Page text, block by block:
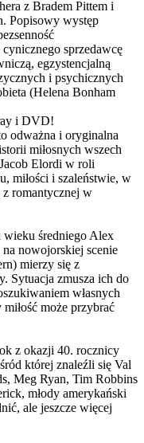
z Bradem Pittem i
Popisowy występ
sprzedawcę
egzystencjalną
i psychicznych
(Helena Bonham
i DVD!
odważna i oryginalna
miłosnych wszech
Elordi w roli
miłości i szaleństwie, w
z romantycznej w
wieku średniego Alex
nowojorskiej scenie
mierzy się z
Sytuacja zmusza ich do
własnych
może przybrać
z okazji 40. rocznicy
której znaleźli się Val
Meg Ryan, Tim Robbins
młody amerykański
ale jeszcze więcej